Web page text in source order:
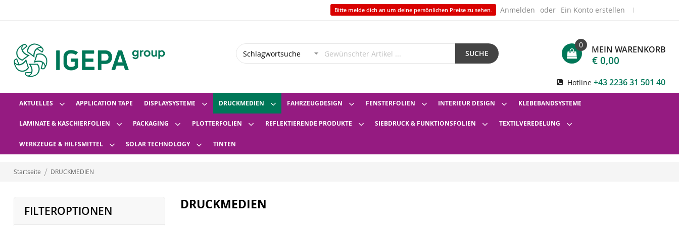
Bitte melde dich an um deine persönlichen Preise zu sehen. Anmelden Ein Konto erstellen
SUCHE MEIN WARENKORB
0
€ 0,00
Hotline +43 2236 31 501 40
AKTUELLES APPLICATION TAPE DISPLAYSYSTEME DRUCKMEDIEN FAHRZEUGDESIGN FENSTERFOLIEN INTERIEUR DESIGN KLEBEBANDSYSTEME
LAMINATE & KASCHIERFOLIEN PACKAGING PLOTTERFOLIEN REFLEKTIERENDE PRODUKTE SIEBDRUCK & FUNKTIONSFOLIEN TEXTILVEREDELUNG
WERKZEUGE & HILFSMITTEL SOLAR TECHNOLOGY TINTEN
Startseite DRUCKMEDIEN
DRUCKMEDIEN
FILTEROPTIONEN